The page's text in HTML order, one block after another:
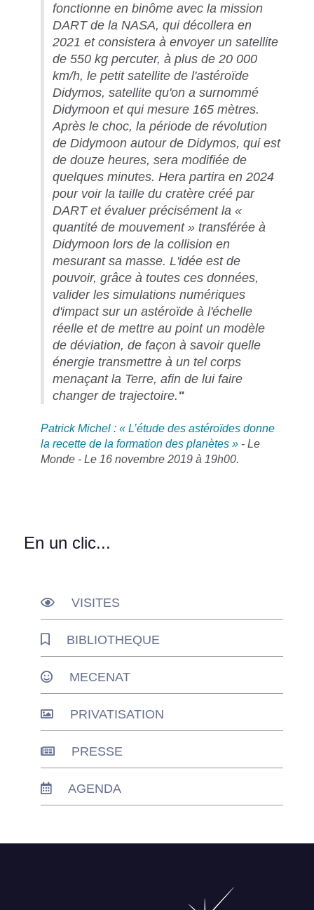
fonctionne en binôme avec la mission
DART de la NASA, qui décollera en
2021 et consistera à envoyer un satellite
de 550 kg percuter, à plus de 20 000
km/h, le petit satellite de l'astéroïde
Didymos, satellite qu'on a surnommé
Didymoon et qui mesure 165 mètres.
Après le choc, la période de révolution
de Didymoon autour de Didymos, qui est
de douze heures, sera modifiée de
quelques minutes. Hera partira en 2024
pour voir la taille du cratère créé par
DART et évaluer précisément la «
quantité de mouvement » transférée à
Didymoon lors de la collision en
mesurant sa masse. L'idée est de
pouvoir, grâce à toutes ces données,
valider les simulations numériques
d'impact sur un astéroïde à l'échelle
réelle et de mettre au point un modèle
de déviation, de façon à savoir quelle
énergie transmettre à un tel corps
menaçant la Terre, afin de lui faire
changer de trajectoire. "
Patrick Michel : « L’étude des astéroïdes donne
la recette de la formation des planètes » - Le
Monde - Le 16 novembre 2019 à 19h00.
En un clic...
VISITES
BIBLIOTHEQUE
MECENAT
PRIVATISATION
PRESSE
AGENDA